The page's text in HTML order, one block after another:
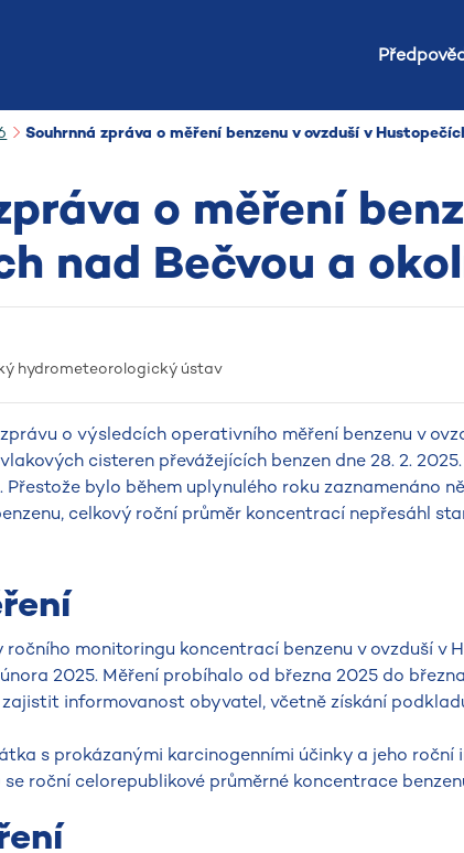
Souhrnná zpráva o měření benzenu v ovzduší v
o měření
nad Bečvou a
hydrometeorologický ústav
o výsledcích operativního měření benzenu v
cisteren převážejících benzen dne 28. 2.
Přestože bylo během uplynulého roku zaznamenáno
celkový roční průměr koncentrací nepřesáhl
monitoringu koncentrací benzenu v ovzduší v
2025. Měření probíhalo od března 2025 do
informovanost obyvatel, včetně získání
s prokázanými karcinogenními účinky a jeho roční
roční celorepublikové průměrné koncentrace